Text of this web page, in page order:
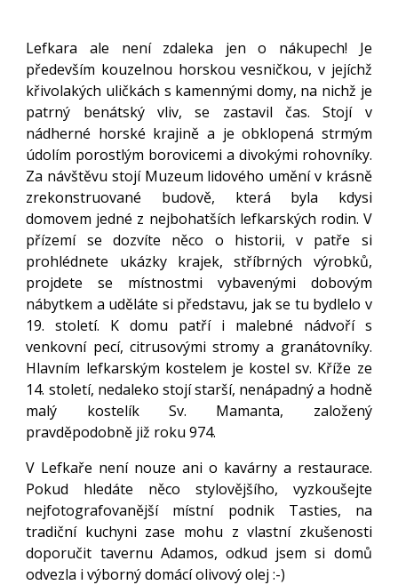
Lefkara ale není zdaleka jen o nákupech! Je
především kouzelnou horskou vesničkou, v jejíchž
křivolakých uličkách s kamennými domy, na nichž je
patrný benátský vliv, se zastavil čas. Stojí v
nádherné horské krajině a je obklopená strmým
údolím porostlým borovicemi a divokými rohovníky.
Za návštěvu stojí Muzeum lidového umění v krásně
zrekonstruované budově, která byla kdysi
domovem jedné z nejbohatších lefkarských rodin. V
přízemí se dozvíte něco o historii, v patře si
prohlédnete ukázky krajek, stříbrných výrobků,
projdete se místnostmi vybavenými dobovým
nábytkem a uděláte si představu, jak se tu bydlelo v
19. století. K domu patří i malebné nádvoří s
venkovní pecí, citrusovými stromy a granátovníky.
Hlavním lefkarským kostelem je kostel sv. Kříže ze
14. století, nedaleko stojí starší, nenápadný a hodně
malý kostelík Sv. Mamanta, založený
pravděpodobně již roku 974.
V Lefkaře není nouze ani o kavárny a restaurace.
Pokud hledáte něco stylovějšího, vyzkoušejte
nejfotografovanější místní podnik Tasties, na
tradiční kuchyni zase mohu z vlastní zkušenosti
doporučit tavernu Adamos, odkud jsem si domů
odvezla i výborný domácí olivový olej :-)